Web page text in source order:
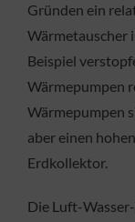
Gründen ein
Wärmetauscher
Beispiel
Wärmepumpen
Wärmepumpen
aber einen
Erdkollektor.
Die Luft-